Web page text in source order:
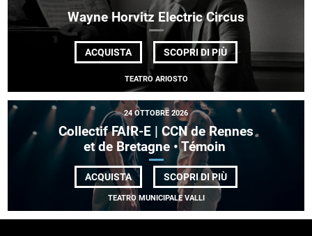
Wayne Horvitz Electric Circus
ACQUISTA SCOPRI DI PIÙDI
WAYNE
HORVITZ
ELECTRIC
CIRCUS
TEATRO ARIOSTO
24 OTTOBRE 2026
Collectif FAIR-E | CCN de Rennes
et de Bretagne • Témoin
ACQUISTA SCOPRI DI PIÙDI
COLLECTIF FAIR-
TEATRO MUNICIPALE VALLI